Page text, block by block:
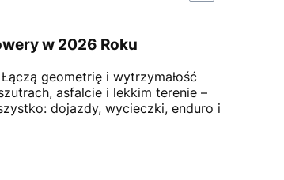
w 2026 Roku
geometrię i wytrzymałość
asfalcie i lekkim terenie –
dojazdy, wycieczki, enduro i